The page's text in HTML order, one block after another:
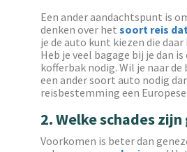
Een ander aandachtspunt is
denken over het soort reis
je de auto kunt kiezen die
Heb je veel bagage bij je dan
kofferbak nodig. Wil je naar de
een ander soort auto nodig
reisbestemming een
2. Welke schades
Voorkomen is beter dan